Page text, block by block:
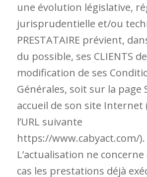
une évolution législative,
jurisprudentielle et/ou
PRESTATAIRE prévient,
du possible, ses CLIENTS
modification de ses
Générales, soit sur la page
accueil de son site Internet
l’URL suivante
https://www.cabyact.com/).
L’actualisation ne
cas les prestations déjà